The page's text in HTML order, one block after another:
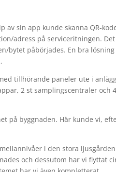
av sin app kunde skanna QR-
adress på service­ritningen.
bytet påbörjades. En bra
tillhörande paneler ute i
2 st samplingscentraler och
på byggnaden. Här kunde vi,
i den stora
och dessutom har vi flyttat